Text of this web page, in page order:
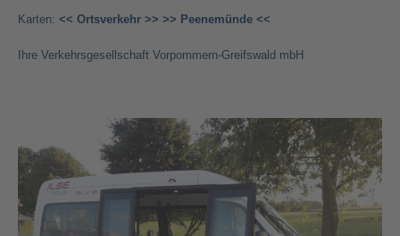
Karten: << Ortsverkehr >> >> Peenemünde <<
Ihre Verkehrsgesellschaft Vorpommern-Greifswald mbH